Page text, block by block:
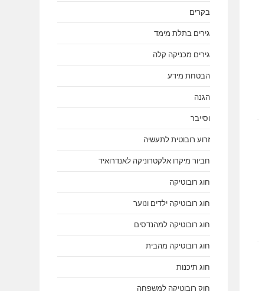
בקרים
גירים בתלת מימד
גירים מכניקה קלה
הבטחת מידע
הגנה
וסייבר
זרוע רובוטית לתעשיה
חביור מיקרו אלקטרוניקה לאנדרואיד
חוג רובוטיקה
חוג רובוטיקה ילדים ונוער
חוג רובוטיקה למהנדסים
חוג רובוטיקה מהבית
חוג תיכנות
חוק רובוטיקה למשפחה